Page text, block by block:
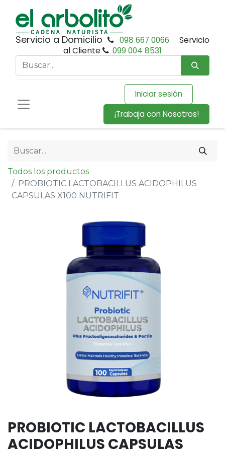
Servicio a Domicilio 098 667 0066
Servicio
al Cliente
099 004 8531
Iniciar sesión
¡Trabaja con Nosotros!
Todos los productos
PROBIOTIC LACTOBACILLUS ACIDOPHILUS
CAPSULAS X100 NUTRIFIT
PROBIOTIC LACTOBACILLUS
ACIDOPHILUS CAPSULAS